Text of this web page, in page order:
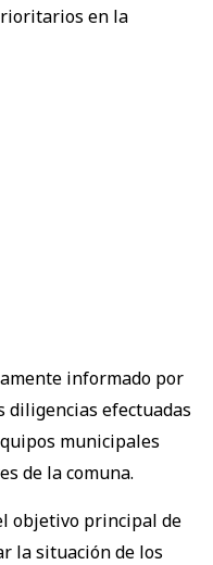
en la
informado por
diligencias efectuadas
municipales
de la comuna.
objetivo principal de
la situación de los